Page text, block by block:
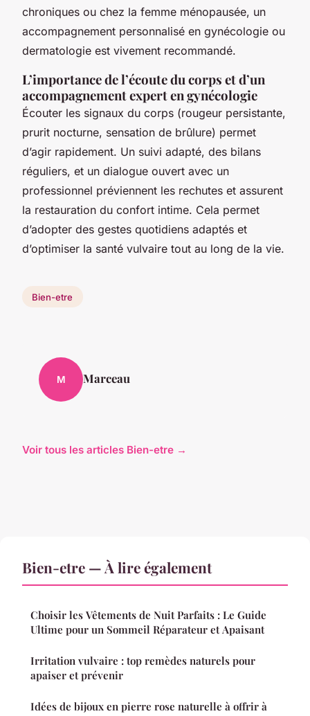
chroniques ou chez la femme ménopausée, un
accompagnement personnalisé en gynécologie ou
dermatologie est vivement recommandé.
L’importance de l’écoute du corps et d’un
accompagnement expert en gynécologie
Écouter les signaux du corps (rougeur persistante,
prurit nocturne, sensation de brûlure) permet
d’agir rapidement. Un suivi adapté, des bilans
réguliers, et un dialogue ouvert avec un
professionnel préviennent les rechutes et assurent
la restauration du confort intime. Cela permet
d’adopter des gestes quotidiens adaptés et
d’optimiser la santé vulvaire tout au long de la vie.
Bien-etre
M Marceau
Voir tous les articles Bien-etre →
Bien-etre — À lire également
Choisir les Vêtements de Nuit Parfaits : Le Guide
Ultime pour un Sommeil Réparateur et Apaisant
Irritation vulvaire : top remèdes naturels pour
apaiser et prévenir
Idées de bijoux en pierre rose naturelle à offrir à